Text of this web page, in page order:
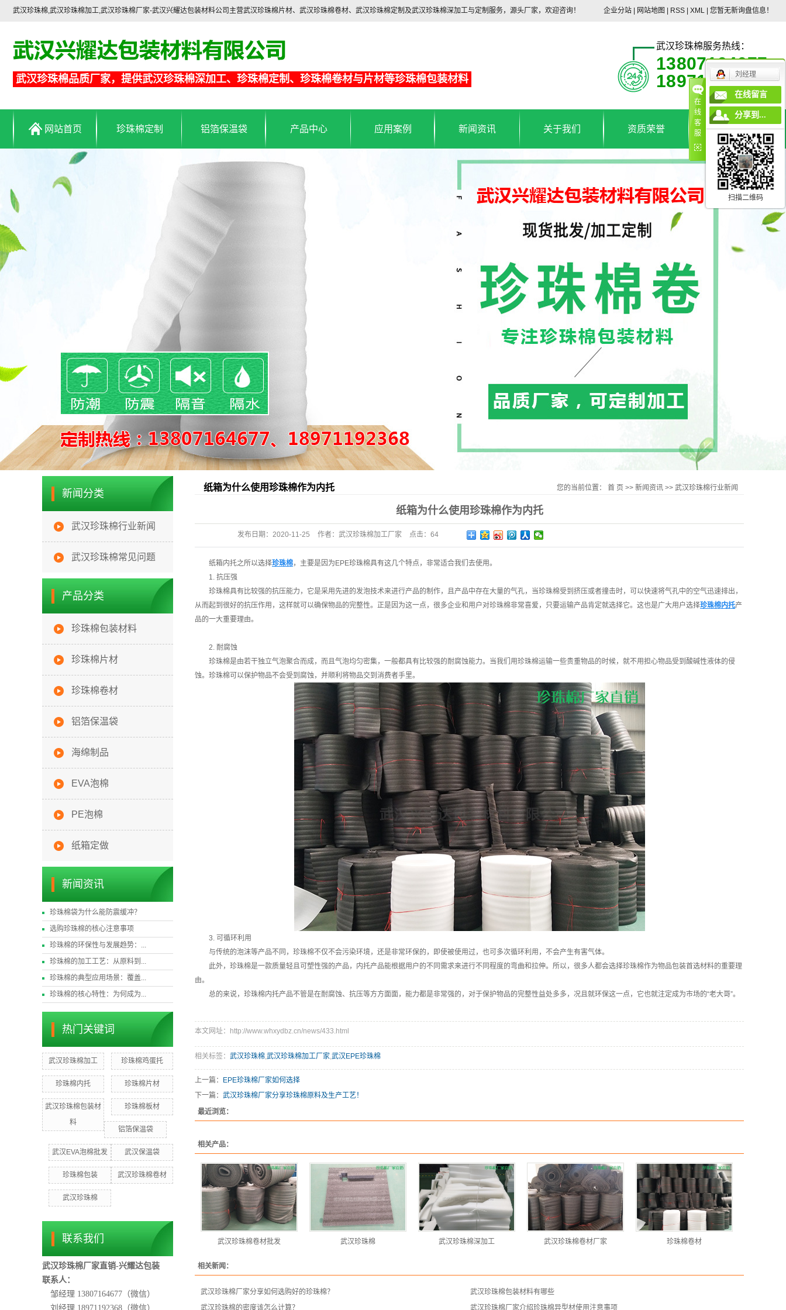
武汉珍珠棉,武汉珍珠棉加工,武汉珍珠棉厂家-武汉兴耀达包装材料公司主营武汉珍珠棉片材、武汉珍珠棉卷材、武汉珍珠棉定制及武汉珍珠棉深加工与定制服务，源头厂家，欢迎咨询！ 企业分站 网站地图 RSS XML 您暂无新询盘信息！
武汉珍珠棉品质厂家，提供武汉珍珠棉深加工、珍珠棉定制、珍珠棉卷材与片材等珍珠棉包装材料
武汉珍珠棉服务热线：
13807164677
18971192368
网站首页 珍珠棉定制 铝箔保温袋 产品中心
珍珠棉包装材料
珍珠棉片材
珍珠棉卷材
铝箔保温袋
EVA泡棉
PE泡棉
纸箱定做
应用案例 新闻资讯
武汉珍珠棉行业新闻
武汉珍珠棉常见问题
关于我们
联系我们
资质荣誉 联系我们
新闻分类
武汉珍珠棉行业新闻
武汉珍珠棉常见问题
产品分类
珍珠棉包装材料
珍珠棉片材
珍珠棉卷材
铝箔保温袋
海绵制品
EVA泡棉
PE泡棉
纸箱定做
新闻资讯
珍珠棉袋为什么能防震缓冲？
选购珍珠棉的核心注意事项
珍珠棉的环保性与发展趋势：...
珍珠棉的加工工艺：从原料到...
珍珠棉的典型应用场景：覆盖...
珍珠棉的核心特性：为何成为...
热门关键词
武汉珍珠棉加工 珍珠棉鸡蛋托
珍珠棉内托 珍珠棉片材
武汉珍珠棉包装材
料
珍珠棉板材
铝箔保温袋
武汉EVA泡棉批发 武汉保温袋
珍珠棉包装 武汉珍珠棉卷材
武汉珍珠棉
联系我们
武汉珍珠棉厂家直销-兴耀达包装
联系人：
邹经理 13807164677（微信）
刘经理 18971192368 （微信）
纸箱为什么使用珍珠棉作为内托 您的当前位置： 首 页 >> 新闻资讯 >> 武汉珍珠棉行业新闻
纸箱为什么使用珍珠棉作为内托
发布日期： 2020-11-25 作者： 武汉珍珠棉加工厂家 点击： 64
纸箱内托之所以选择珍珠棉，主要是因为EPE珍珠棉具有这几个特点，非常适合我们去使用。
1. 抗压强
珍珠棉具有比较强的抗压能力，它是采用先进的发泡技术来进行产品的制作，且产品中存在大量的气孔，当珍珠棉受到挤压或者撞击时，可以快速将气孔中的空气迅速排出，
从而起到很好的抗压作用，这样就可以确保物品的完整性。正是因为这一点，很多企业和用户对珍珠棉非常喜爱，只要运输产品肯定就选择它。这也是广大用户选择珍珠棉内托产
品的一大重要理由。
2. 耐腐蚀
珍珠棉是由若干独立气泡聚合而成，而且气泡均匀密集，一般都具有比较强的耐腐蚀能力。当我们用珍珠棉运输一些贵重物品的时候，就不用担心物品受到酸碱性液体的侵
蚀。珍珠棉可以保护物品不会受到腐蚀，并顺利将物品交到消费者手里。
3. 可循环利用
与传统的泡沫等产品不同，珍珠棉不仅不会污染环境，还是非常环保的，即使被使用过，也可多次循环利用，不会产生有害气体。
此外，珍珠棉是一款质量轻且可塑性强的产品，内托产品能根据用户的不同需求来进行不同程度的弯曲和拉伸。所以，很多人都会选择珍珠棉作为物品包装首选材料的重要理
由。
总的来说，珍珠棉内托产品不管是在耐腐蚀、抗压等方方面面，能力都是非常强的，对于保护物品的完整性益处多多，况且就环保这一点，它也就注定成为市场的“老大哥”。
本文网址：http://www.whxydbz.cn/news/433.html
相关标签： 武汉珍珠棉,武汉珍珠棉加工厂家,武汉EPE珍珠棉
上一篇：
EPE珍珠棉厂家如何选择
下一篇： 武汉珍珠棉厂家分享珍珠棉原料及生产工艺！
最近浏览：
相关产品：
武汉珍珠棉卷材批发 武汉珍珠棉 武汉珍珠棉深加工 武汉珍珠棉卷材厂家 珍珠棉卷材
相关新闻：
武汉珍珠棉厂家分享如何选购好的珍珠棉？
武汉珍珠棉包装材料有哪些
武汉珍珠棉的密度该怎么计算？
武汉珍珠棉厂家介绍珍珠棉异型材使用注意事项
在
线
客
服
刘经理
在线留言
分享到...
扫描二维码